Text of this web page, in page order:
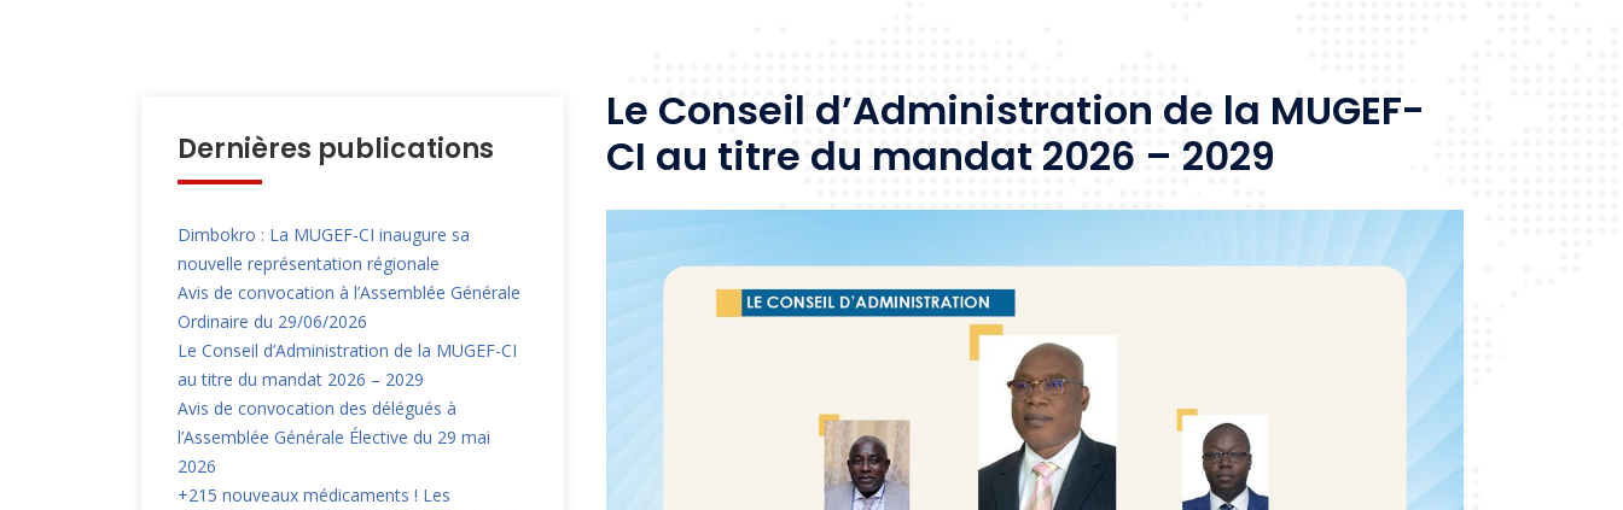
Dernières publications
Dimbokro : La MUGEF-CI inaugure sa
nouvelle représentation régionale
Avis de convocation à l’Assemblée Générale
Ordinaire du 29/06/2026
Le Conseil d’Administration de la MUGEF-CI
au titre du mandat 2026 – 2029
Avis de convocation des délégués à
l’Assemblée Générale Élective du 29 mai
2026
+215 nouveaux médicaments ! Les
Le Conseil d’Administration de la MUGEF-
CI au titre du mandat 2026 – 2029